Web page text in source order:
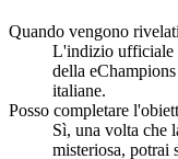
Quando vengono
L'indizio ufficiale
della
italiane.
Posso completare
Sì, una volta che
misteriosa, potrai